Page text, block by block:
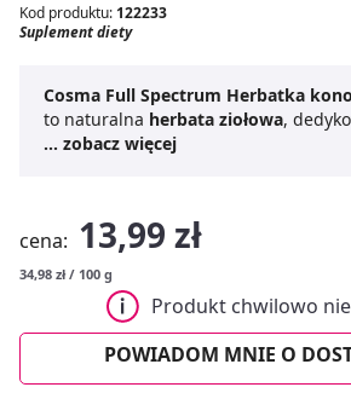
Kod produktu: 122233
Suplement diety
Cosma Full Spectrum Herbatka
to naturalna herbata ziołowa,
chcącym zadbać o swoją odporność.
jeżówkę purpurową. Połączenie tych
aromatyczną kompozycję. Jeżówka
podczas przeziębienia, łagodzi
obronnego.
się w okresie obniżonej odporności.
stosowanie pozwala czerpać z
właściwości zawartych w niej
Spectrum Herbatka konopna z
... zobacz więcej
cena: 13,99 zł
34,98 zł / 100 g
Produkt chwilowo
POWIADOM MNIE O